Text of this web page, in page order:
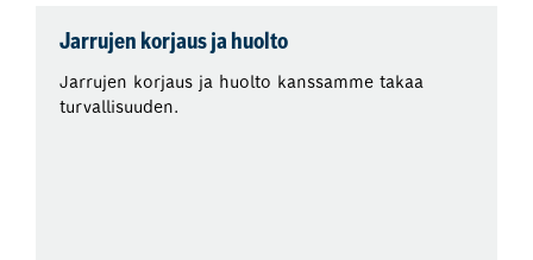
Jarrujen korjaus ja huolto
Jarrujen korjaus ja huolto kanssamme takaa
turvallisuuden.